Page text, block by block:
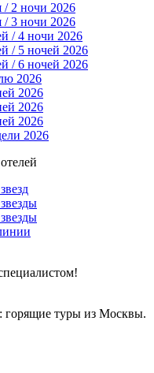
2 ночи 2026
3 ночи 2026
/ 4 ночи 2026
/ 5 ночей 2026
/ 6 ночей 2026
2026
2026
2026
2026
2026
: горящие туры из Москвы.